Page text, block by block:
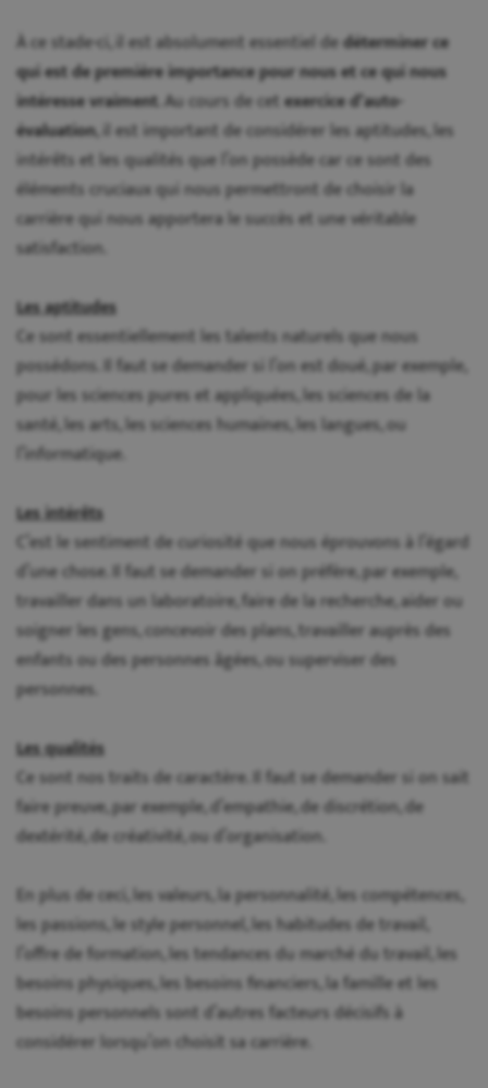
À ce stade-ci, il est absolument essentiel dedéterminer ce
qui est de première importance pour nous et ce qui nous
intéresse vraiment . Au cours de cet exercice d’auto-
évaluation, il est important de considérer les aptitudes, les
intérêts et les qualités que l’on possède car ce sont des
éléments cruciaux qui nous permettront de choisir la
carrière qui nous apportera le succès et une véritable
satisfaction.
Les aptitudes
Ce sont essentiellement les talents naturels que nous
possédons. Il faut se demander si l’on est doué, par exemple,
pour les sciences pures et appliquées, les sciences de la
santé, les arts, les sciences humaines, les langues, ou
l’informatique.
Les intérêts
C’est le sentiment de curiosité que nous éprouvons à l’égard
d’une chose. Il faut se demander si on préfère, par exemple,
travailler dans un laboratoire, faire de la recherche, aider ou
soigner les gens, concevoir des plans, travailler auprès des
enfants ou des personnes âgées, ou superviser des
personnes.
Les qualités
Ce sont nos traits de caractère. Il faut se demander si on sait
faire preuve, par exemple, d’empathie, de discrétion, de
dextérité, de créativité, ou d’organisation.
En plus de ceci, les valeurs, la personnalité, les compétences,
les passions, le style personnel, les habitudes de travail,
l’offre de formation, les tendances du marché du travail, les
besoins physiques, les besoins financiers, la famille et les
besoins personnels sont d’autres facteurs décisifs à
considérer lorsqu’on choisit sa carrière.